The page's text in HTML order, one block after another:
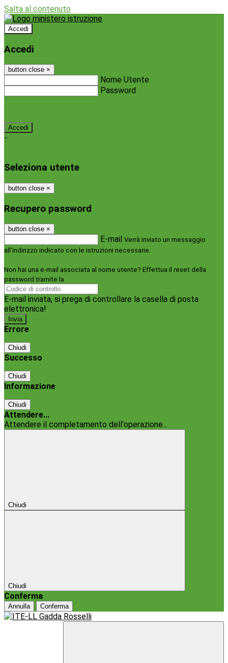
Salta al contenuto
Accedi
Accedi
button close ×
Nome Utente
Password
-
Seleziona utente
button close ×
Recupero password
button close ×
E-mail Verrà inviato un messaggio
all'indirizzo indicato con le istruzioni necessarie.
Non hai una e-mail associata al nome utente? Effettua il reset della
password tramite la
E-mail inviata, si prega di controllare la casella di posta
elettronica!
Errore
Chiudi
Successo
Chiudi
Informazione
Chiudi
Attendere...
Attendere il completamento dell'operazione...
Chiudi
Chiudi
Conferma
Annulla Conferma